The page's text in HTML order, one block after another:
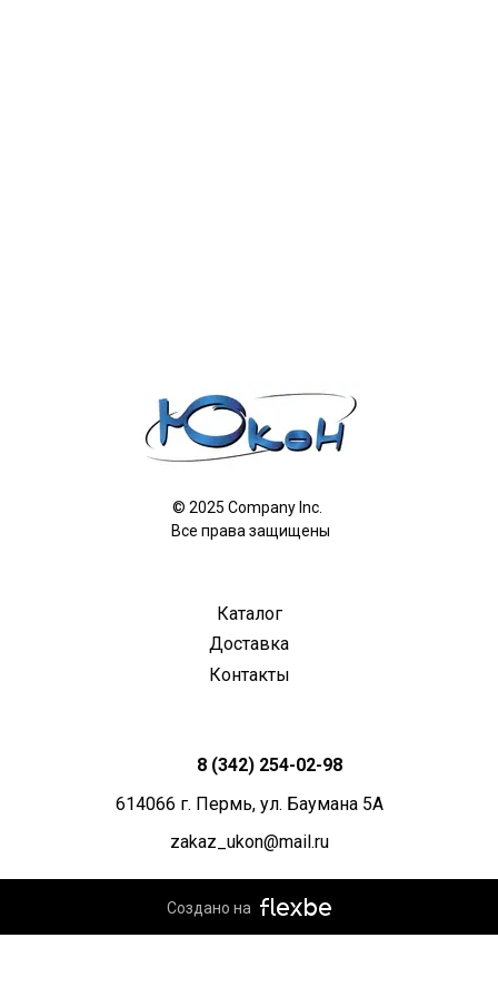
© 2025 Company Inc.
Все права защищены
Каталог
Доставка
Контакты
8 (342) 254-02-98
614066 г. Пермь, ул. Баумана 5А
zakaz_ukon@mail.ru
Создано на